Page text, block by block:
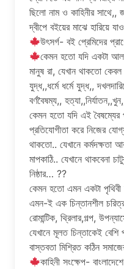
ছিলো নাম ও কাহিনীর
দ্বীপে বইয়ের মাঝে হারিয়ে
উৎসর্গ- বই প্রেমিদের
কেমন হতো যদি একটা
মানুষ রা, যেখান থাকতো
যুদ্ধ,,ধর্মে ধর্মে যুদ্ধ,,
বর্ণবৈষম্য,,
কেমন হতো যদি এই বৈষম্যের
প্রতিযোগীতা করে নিজের
থাকতো.. যেখানে কর্মদক্ষতা
মাপকাঠি.. যেখানে থাকবেনা
নিষ্ঠার… ??
কেমন হতো এমন একটা পৃথিবী
এমন-ই এক চিন্তানশীল চরিত্র
রোমান্টিক, থ্রিলার,গল্প,
যেখানে মূলত চিন্তাকেই
বাস্তবতা মিশ্রিত কঠিন
কাহিনী সংক্ষেপ-